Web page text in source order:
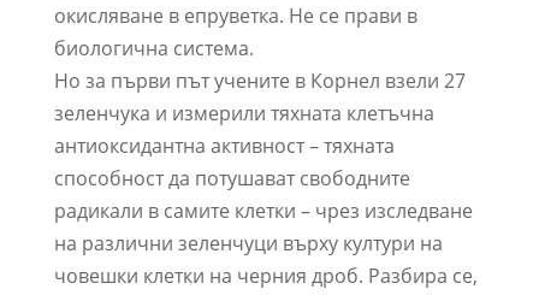
окисляване в епруветка. Не се прави в
биологична система.
Но за първи път учените в Корнел взели 27
зеленчука и измерили тяхната клетъчна
антиоксидантна активност – тяхната
способност да потушават свободните
радикали в самите клетки – чрез изследване
на различни зеленчуци върху култури на
човешки клетки на черния дроб. Разбира се,